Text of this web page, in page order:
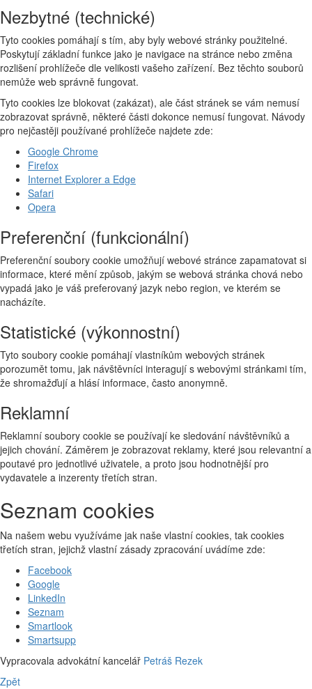
Nezbytné (technické)
Tyto cookies pomáhají s tím, aby byly webové stránky použitelné.
Poskytují základní funkce jako je navigace na stránce nebo změna
rozlišení prohlížeče dle velikosti vašeho zařízení. Bez těchto souborů
nemůže web správně fungovat.
Tyto cookies lze blokovat (zakázat), ale část stránek se vám nemusí
zobrazovat správně, některé části dokonce nemusí fungovat. Návody
pro nejčastěji používané prohlížeče najdete zde:
Google Chrome
Firefox
Internet Explorer a Edge
Safari
Opera
Preferenční (funkcionální)
Preferenční soubory cookie umožňují webové stránce zapamatovat si
informace, které mění způsob, jakým se webová stránka chová nebo
vypadá jako je váš preferovaný jazyk nebo region, ve kterém se
nacházíte.
Statistické (výkonnostní)
Tyto soubory cookie pomáhají vlastníkům webových stránek
porozumět tomu, jak návštěvníci interagují s webovými stránkami tím,
že shromažďují a hlásí informace, často anonymně.
Reklamní
Reklamní soubory cookie se používají ke sledování návštěvníků a
jejich chování. Záměrem je zobrazovat reklamy, které jsou relevantní a
poutavé pro jednotlivé uživatele, a proto jsou hodnotnější pro
vydavatele a inzerenty třetích stran.
Seznam cookies
Na našem webu využíváme jak naše vlastní cookies, tak cookies
třetích stran, jejichž vlastní zásady zpracování uvádíme zde:
Facebook
Google
LinkedIn
Seznam
Smartlook
Smartsupp
Vypracovala advokátní kancelář Petráš Rezek
Zpět